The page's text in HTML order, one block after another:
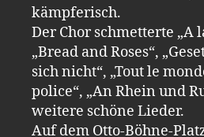
kämpferisch.
Der Chor schmetterte „A
„Bread and Roses“,
sich nicht“, „Tout le
police“, „An Rhein und
weitere schöne Lieder.
Auf dem Otto-Böhne-